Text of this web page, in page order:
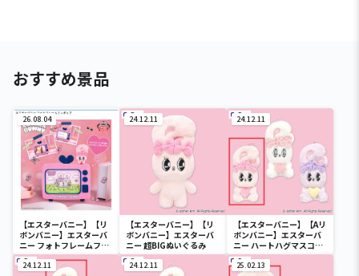
おすすめ景品
26.08.04
【エスターバニー】【リ
ボンバニー】エスターバ
ニー フォトフレームフィ
ギュア
24.12.11
【エスターバニー】【リ
ボンバニー】エスターバ
ニー 超BIGぬいぐるみ
24.12.11
【エスターバニー】【Aリ
ボンバニー】エスターバ
ニー ハートハグマスコッ
ト
24.12.11 24.12.11 25.02.13